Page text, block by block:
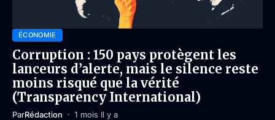
ÉCONOMIE
Corruption : 150 pays protègent les
lanceurs d’alerte, mais le silence reste
moins risqué que la vérité
(Transparency International)
ParRédaction 1 mois Il y a